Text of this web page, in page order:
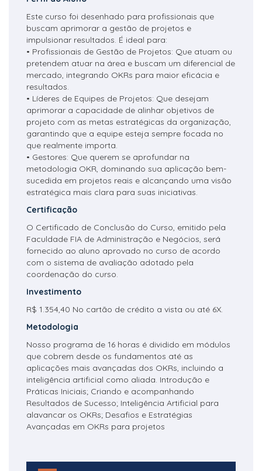
Este curso foi desenhado para profissionais que
buscam aprimorar a gestão de projetos e
impulsionar resultados. É ideal para:
• Profissionais de Gestão de Projetos: Que atuam ou
pretendem atuar na área e buscam um diferencial de
mercado, integrando OKRs para maior eficácia e
resultados.
• Líderes de Equipes de Projetos: Que desejam
aprimorar a capacidade de alinhar objetivos de
projeto com as metas estratégicas da organização,
garantindo que a equipe esteja sempre focada no
que realmente importa.
• Gestores: Que querem se aprofundar na
metodologia OKR, dominando sua aplicação bem-
sucedida em projetos reais e alcançando uma visão
estratégica mais clara para suas iniciativas.
Certificação
O Certificado de Conclusão do Curso, emitido pela
Faculdade FIA de Administração e Negócios, será
fornecido ao aluno aprovado no curso de acordo
com o sistema de avaliação adotado pela
coordenação do curso.
Investimento
R$ 1.354,40 No cartão de crédito a vista ou até 6X.
Metodologia
Nosso programa de 16 horas é dividido em módulos
que cobrem desde os fundamentos até as
aplicações mais avançadas dos OKRs, incluindo a
inteligência artificial como aliada. Introdução e
Práticas Iniciais; Criando e acompanhando
Resultados de Sucesso; Inteligência Artificial para
alavancar os OKRs; Desafios e Estratégias
Avançadas em OKRs para projetos